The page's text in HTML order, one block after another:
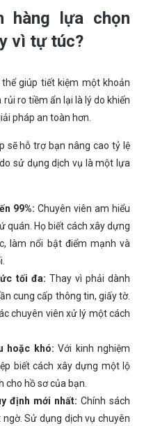
hàng lựa chọn
vì tự túc?
giúp tiết kiệm một khoản
ro tiềm ẩn lại là lý do khiến
pháp an toàn hơn.
sẽ hỗ trợ bạn nâng cao tỷ lệ
sử dụng dịch vụ là một lựa
99%:Chuyên viên am hiểu
quán. Họ biết cách xây dựng
làm nổi bật điểm mạnh và
tối đa: Thay vì phải dành
cung cấp thông tin, giấy tờ.
chuyên viên xử lý một cách
hoặc khó:Với kinh nghiệm
biết cách xây dựng một lộ
hồ sơ của bạn.
định mới nhất: Chính sách
Sử dụng dịch vụ chuyên